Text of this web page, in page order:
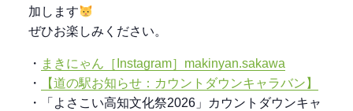
加します
ぜひお楽しみください。
・ まきにゃん［Instagram］makinyan.sakawa
・
【道の駅お知らせ：カウントダウンキャラバン】
・「よさこい高知文化祭2026」カウントダウンキャ